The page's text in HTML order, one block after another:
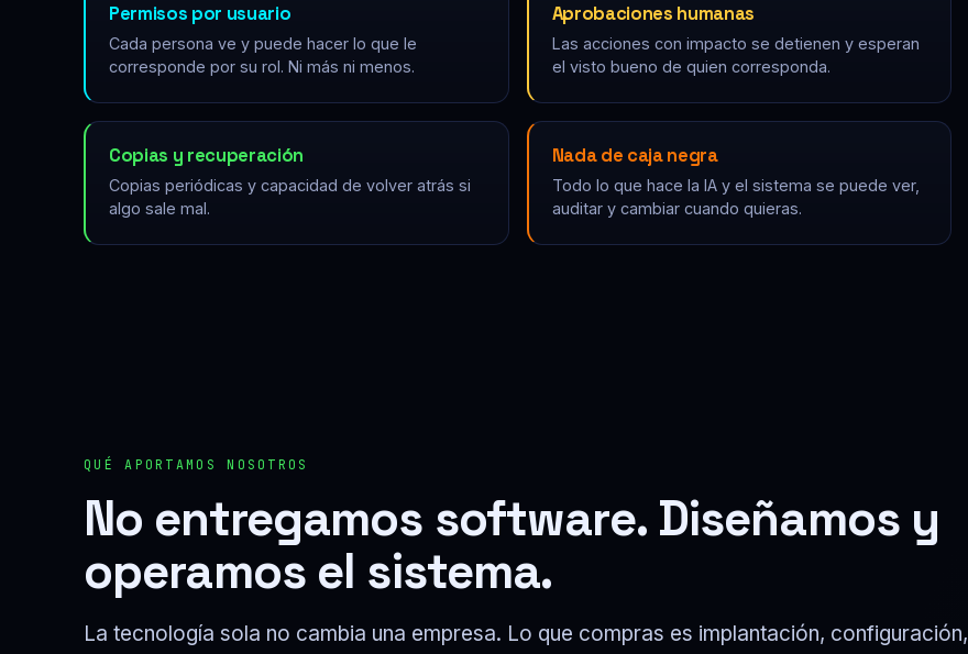
Permisos por usuario
Cada persona ve y puede hacer lo que le
corresponde por su rol. Ni más ni menos.
Aprobaciones humanas
Las acciones con impacto se detienen y esperan
el visto bueno de quien corresponda.
Copias y recuperación
Copias periódicas y capacidad de volver atrás si
algo sale mal.
Nada de caja negra
Todo lo que hace la IA y el sistema se puede ver,
auditar y cambiar cuando quieras.
QUÉ APORTAMOS NOSOTROS
No entregamos software. Diseñamos y
operamos el sistema.
La tecnología sola no cambia una empresa. Lo que compras es implantación, configuración,